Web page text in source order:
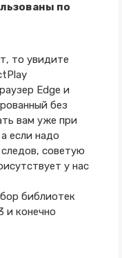
по
то увидите
Edge и
без
вам уже при
если надо
советую
у нас
библиотек
и конечно